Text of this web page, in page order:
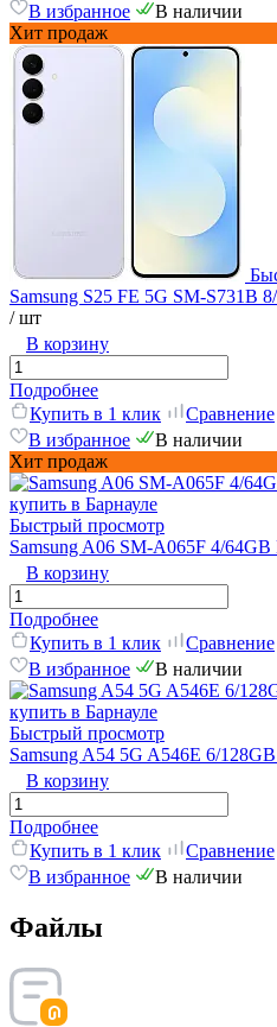
В избранное
В наличии
Хит продаж
Samsung S25 FE 5G SM-S731B
/ шт
В корзину
Подробнее
Купить в 1 клик
Сравнение
В избранное
В наличии
Хит продаж
Быстрый просмотр
Samsung A06 SM-A065F 4/
В корзину
Подробнее
Купить в 1 клик
Сравнение
В избранное
В наличии
Быстрый просмотр
Samsung A54 5G A546E 6/
В корзину
Подробнее
Купить в 1 клик
Сравнение
В избранное
В наличии
Файлы